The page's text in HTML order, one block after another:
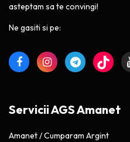
asteptam sa te convingi!
Ne gasiti si pe:
Servicii AGS Amanet
Amanet / Cumparam Argint